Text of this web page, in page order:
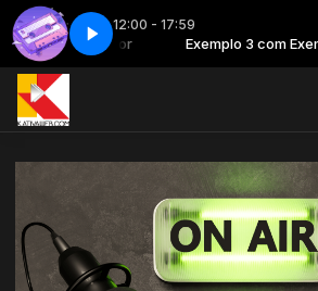
12:00 - 17:59
de locutor Exemplo 3 com
- Parte 1 The music of time -